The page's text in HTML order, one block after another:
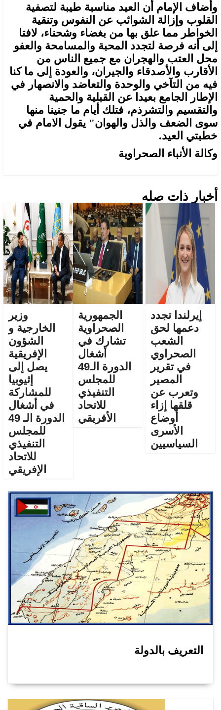
وأضاف الإمام أن العيد مناسبة طيبة لتصفية
القلوب وإزالة الشوائب عن النفوس وتنقية
الخواطر مما علق بها من بغضاء وشحناء، لافتا
إلى أنه فرصة لتجدد المحبة والمسامحة والعفو
محل العتب والهجران مع جميع الناس من
الأقارب والأصدقاء والجيران، والعودة إلى ما كنا
فيه من التآخي والوحدة والتعاضد والانصهار في
الإطار الجامع بعيدا عن القبلية والحمية
والتقسيم والتشرذم، فتلك أيام ما جنينا منها
سوى الضعف والذل والهوان" يقول الامام في
خطبتي العيد.
وكالة الأنباء الصحراوية
أخبار ذات صله
إيرلندا تجدد
دعمها لحق
الشعب
الصحراوي
في تقرير
المصير
وتعرب عن
قلقها إزاء
أوضاع
الأسرى
السياسيين
الجمهورية
الصحراوية
تشارك في
أشغال
الدورة الـ49
للمجلس
التنفيذي
للاتحاد
الأفريقي
وزير
الخارجية و
الشؤون
الإفريقية
يصل إلى
إثيوبيا
للمشاركة
في أشغال
الدورة الـ 49
للمجلس
التنفيذي
للاتحاد
الإفريقي
التعريف بالدولة